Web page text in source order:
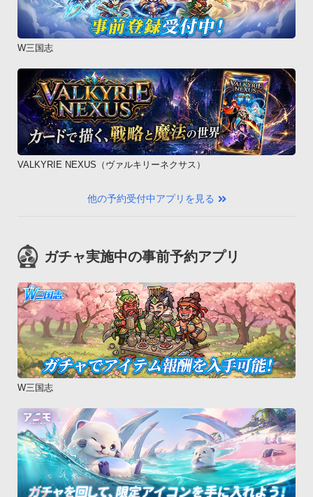
W三国志
VALKYRIE NEXUS（ヴァルキリーネクサス）
他の予約受付中アプリを見る
ガチャ実施中の事前予約アプリ
W三国志